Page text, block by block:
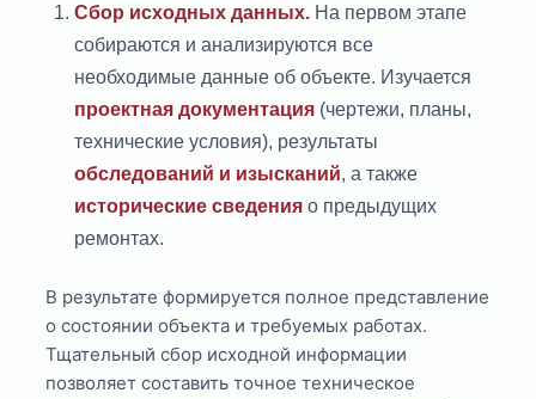
Сбор исходных данных. На первом этапе
собираются и анализируются все
необходимые данные об объекте. Изучается
проектная документация (чертежи, планы,
технические условия), результаты
обследований и изысканий, а также
исторические сведения о предыдущих
ремонтах.
В результате формируется полное представление
о состоянии объекта и требуемых работах.
Тщательный сбор исходной информации
позволяет составить точное техническое